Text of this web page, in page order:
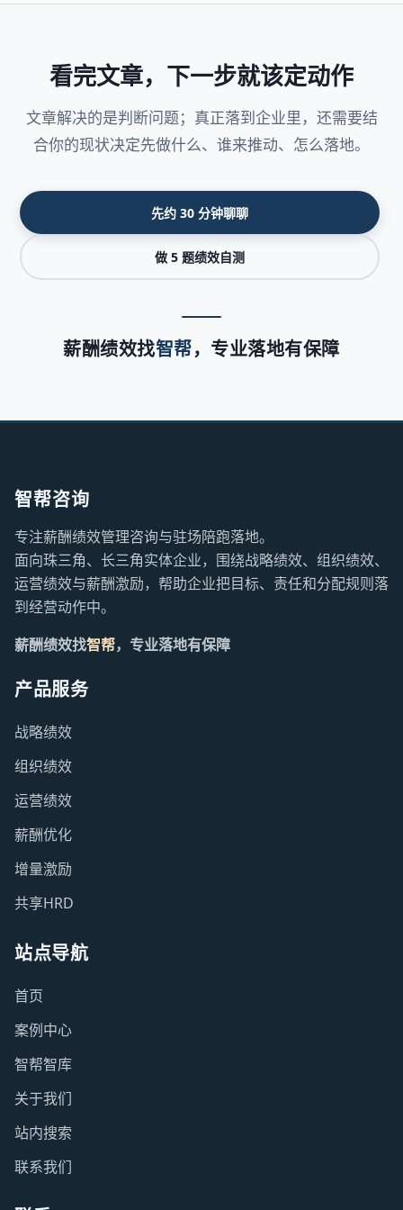
看完文章，下一步就该定动作
文章解决的是判断问题；真正落到企业里，还需要结
合你的现状决定先做什么、谁来推动、怎么落地。
先约 30 分钟聊聊
做 5 题绩效自测
薪酬绩效找智帮，专业落地有保障
智帮咨询
专注薪酬绩效管理咨询与驻场陪跑落地。
面向珠三角、长三角实体企业，围绕战略绩效、组织绩效、
运营绩效与薪酬激励，帮助企业把目标、责任和分配规则落
到经营动作中。
薪酬绩效找智帮，专业落地有保障
产品服务
战略绩效
组织绩效
运营绩效
薪酬优化
增量激励
共享HRD
站点导航
首页
案例中心
智帮智库
关于我们
站内搜索
联系我们